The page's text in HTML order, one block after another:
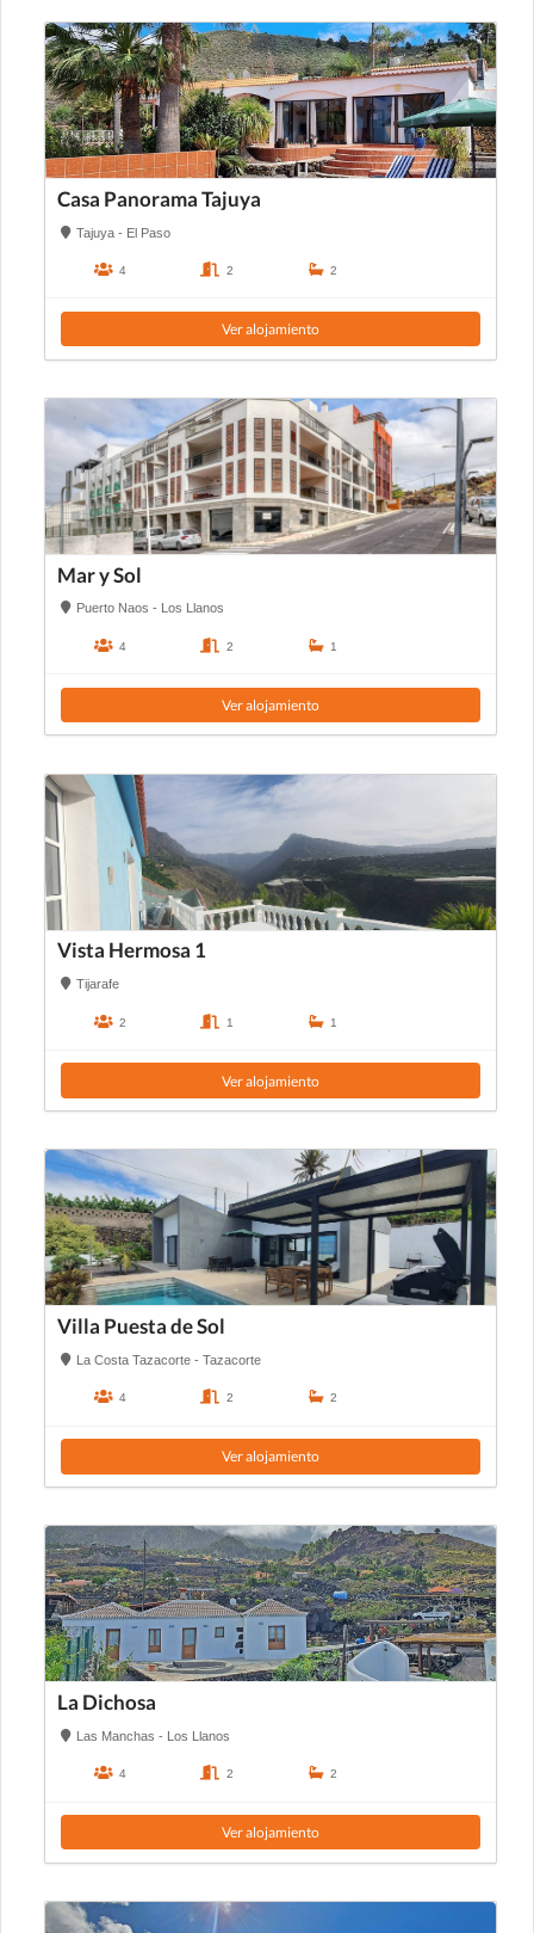
Casa Panorama Tajuya
Tajuya - El Paso
4 2 2
Ver alojamiento
Mar y Sol
Puerto Naos - Los Llanos
4 2 1
Ver alojamiento
Vista Hermosa 1
Tijarafe
2 1 1
Ver alojamiento
Villa Puesta de Sol
La Costa Tazacorte - Tazacorte
4 2 2
Ver alojamiento
La Dichosa
Las Manchas - Los Llanos
4 2 2
Ver alojamiento